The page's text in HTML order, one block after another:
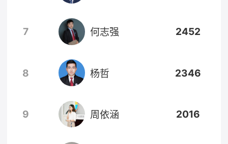
7 何志强 2452
8 杨哲 2346
9 周依涵 2016